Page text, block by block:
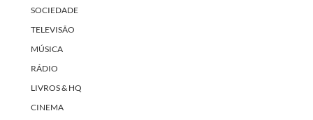
SOCIEDADE
TELEVISÃO
MÚSICA
RÁDIO
LIVROS & HQ
CINEMA